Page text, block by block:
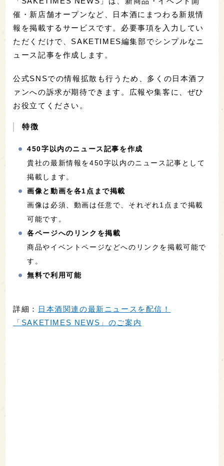
催・新店舗オープンなど、日本酒にまつわる新規情
報を掲載するサービスです。必要事項を入力してい
ただくだけで、SAKETIMES編集部でシンプルなニ
ュース記事を作成します。
公式SNSでの情報拡散も行うため、多くの日本酒フ
ァンへの訴求が期待できます。広報や集客に、ぜひ
お役立てください。
特徴
450字以内のニュース記事を作成
貴社の最新情報を450字以内のニュース記事として
掲載します。
画像と動画を各1点まで掲載
画像は必須、動画は任意で、それぞれ1点まで掲載
可能です。
各ページへのリンクを掲載
商品やイベントページなどへのリンクを掲載可能で
す。
無料で利用可能
詳細：
日本酒関連の最新ニュースを配信！
「SAKETIMES NEWS」のご案内